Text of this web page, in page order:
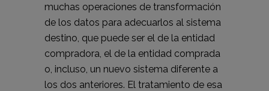
muchas operaciones de transformación
de los datos para adecuarlos al sistema
destino, que puede ser el de la entidad
compradora, el de la entidad comprada
o, incluso, un nuevo sistema diferente a
los dos anteriores. El tratamiento de esa